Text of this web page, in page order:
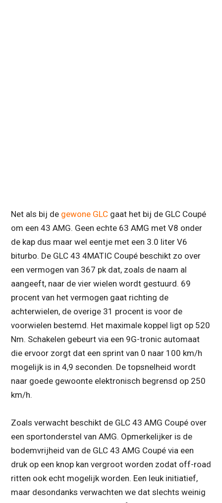
Net als bij de gewone GLCgaat het bij de GLC Coupé
om een 43 AMG. Geen echte 63 AMG met V8 onder
de kap dus maar wel eentje met een 3.0 liter V6
biturbo. De GLC 43 4MATIC Coupé beschikt zo over
een vermogen van 367 pk dat, zoals de naam al
aangeeft, naar de vier wielen wordt gestuurd. 69
procent van het vermogen gaat richting de
achterwielen, de overige 31 procent is voor de
voorwielen bestemd. Het maximale koppel ligt op 520
Nm. Schakelen gebeurt via een 9G-tronic automaat
die ervoor zorgt dat een sprint van 0 naar 100 km/h
mogelijk is in 4,9 seconden. De topsnelheid wordt
naar goede gewoonte elektronisch begrensd op 250
km/h.
Zoals verwacht beschikt de GLC 43 AMG Coupé over
een sportonderstel van AMG. Opmerkelijker is de
bodemvrijheid van de GLC 43 AMG Coupé via een
druk op een knop kan vergroot worden zodat off-road
ritten ook echt mogelijk worden. Een leuk initiatief,
maar desondanks verwachten we dat slechts weinig